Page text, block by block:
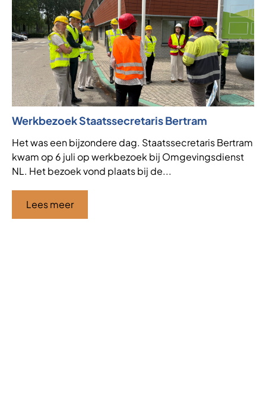
Werkbezoek Staatssecretaris Bertram
Het was een bijzondere dag. Staatssecretaris Bertram
kwam op 6 juli op werkbezoek bij Omgevingsdienst
NL. Het bezoek vond plaats bij de...
Lees meer